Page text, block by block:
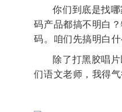
你们到底是找
码产品都搞不明白
码。咱们先搞明白
除了打黑胶唱
们语文老师，我得